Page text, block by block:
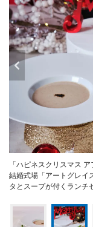
「ハピネスクリスマス
結婚式場「アートグレイ
タとスープが付くランチ